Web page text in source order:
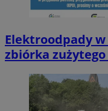
Elektroodpady
zbiórka